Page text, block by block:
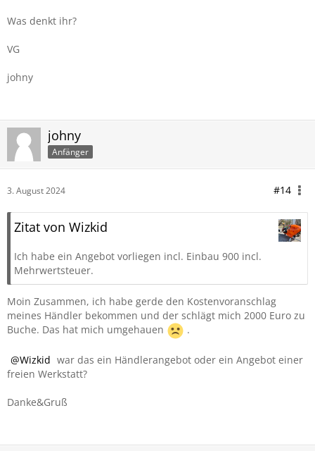
Was denkt ihr?
VG
johny
johny
Anfänger
3. August 2024 #14
Zitat von Wizkid
Ich habe ein Angebot vorliegen incl. Einbau 900 incl.
Mehrwertsteuer.
Moin Zusammen, ich habe gerde den Kostenvoranschlag
meines Händler bekommen und der schlägt mich 2000 Euro zu
Buche. Das hat mich umgehauen
.
Wizkid war das ein Händlerangebot oder ein Angebot einer
freien Werkstatt?
Danke&Gruß